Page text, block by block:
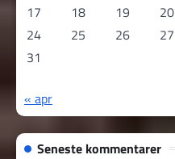
17
18 19 20
24
25 26 27
31
« apr
Seneste kommentarer